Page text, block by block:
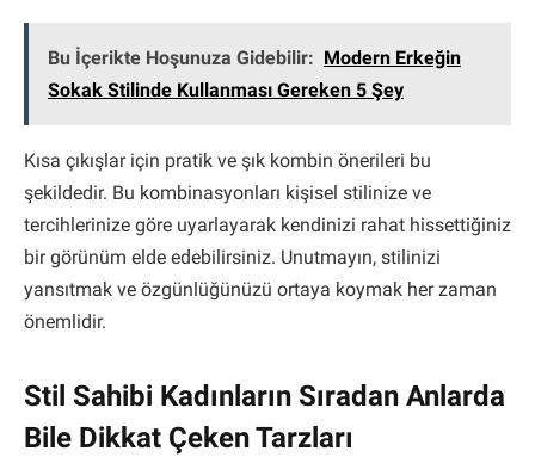
Bu İçerikte Hoşunuza Gidebilir: Modern Erkeğin
Sokak Stilinde Kullanması Gereken 5 Şey
Kısa çıkışlar için pratik ve şık kombin önerileri bu
şekildedir. Bu kombinasyonları kişisel stilinize ve
tercihlerinize göre uyarlayarak kendinizi rahat hissettiğiniz
bir görünüm elde edebilirsiniz. Unutmayın, stilinizi
yansıtmak ve özgünlüğünüzü ortaya koymak her zaman
önemlidir.
Stil Sahibi Kadınların Sıradan Anlarda
Bile Dikkat Çeken Tarzları